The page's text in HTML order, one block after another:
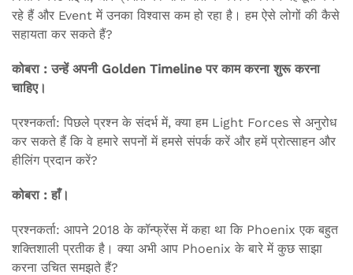
रहे हैं और Event में उनका विश्वास कम हो रहा है। हम ऐसे लोगों की कैसे
सहायता कर सकते हैं?
कोबरा : उन्हें अपनी Golden Timeline पर काम करना शुरू करना
चाहिए।
प्रश्नकर्ता: पिछले प्रश्न के संदर्भ में, क्या हम Light Forces से अनुरोध
कर सकते हैं कि वे हमारे सपनों में हमसे संपर्क करें और हमें प्रोत्साहन और
हीलिंग प्रदान करें?
कोबरा : हाँ।
प्रश्नकर्ता: आपने 2018 के कॉन्फ्रेंस में कहा था कि Phoenix एक बहुत
शक्तिशाली प्रतीक है। क्या अभी आप Phoenix के बारे में कुछ साझा
करना उचित समझते हैं?